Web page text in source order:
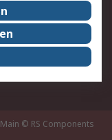
Center
© RS Components